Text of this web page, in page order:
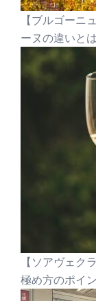
【ブルゴーニ
ーヌの違いと
【ソアヴェク
極め方のポイ